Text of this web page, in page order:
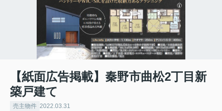
【紙面広告掲載】秦野市曲松2丁目新
築戸建て
売主物件 2022.03.31